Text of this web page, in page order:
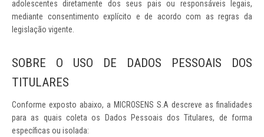
adolescentes diretamente dos seus pais ou responsáveis legais,
mediante consentimento explícito e de acordo com as regras da
legislação vigente.
SOBRE O USO DE DADOS PESSOAIS DOS
TITULARES
Conforme exposto abaixo, a MICROSENS S.A descreve as finalidades
para as quais coleta os Dados Pessoais dos Titulares, de forma
específicas ou isolada: